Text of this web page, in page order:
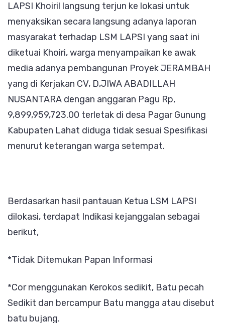
Tidak
Papan
LAPSI Khoiril langsung terjun ke lokasi untuk
menyaksikan secara langsung adanya laporan
masyarakat terhadap LSM LAPSI yang saat ini
diketuai Khoiri, warga menyampaikan ke awak
media adanya pembangunan Proyek JERAMBAH
yang di Kerjakan CV, D,JIWA ABADILLAH
NUSANTARA dengan anggaran Pagu Rp,
9,899,959,723.00 terletak di desa Pagar Gunung
Kabupaten Lahat diduga tidak sesuai Spesifikasi
menurut keterangan warga setempat.
Berdasarkan hasil pantauan Ketua LSM LAPSI
dilokasi, terdapat Indikasi kejanggalan sebagai
berikut,
*Tidak Ditemukan Papan Informasi
*Cor menggunakan Kerokos sedikit, Batu pecah
Sedikit dan bercampur Batu mangga atau disebut
batu bujang.